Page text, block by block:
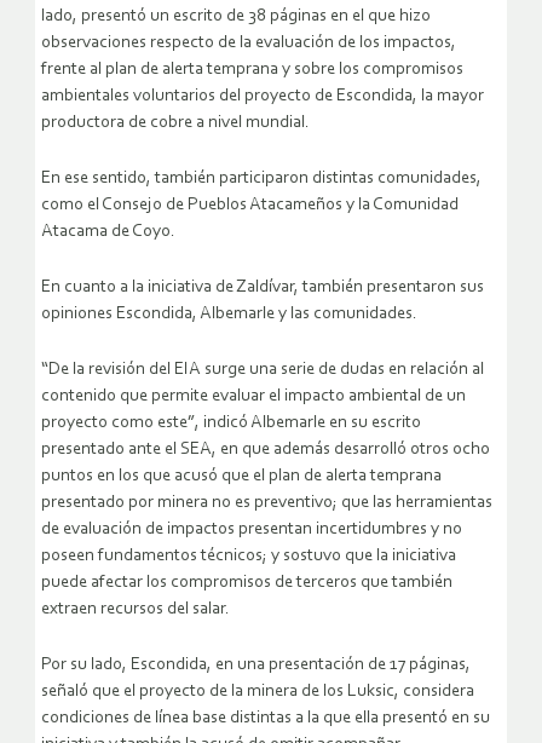
lado, presentó un escrito de 38 páginas en el que hizo
observaciones respecto de la evaluación de los impactos,
frente al plan de alerta temprana y sobre los compromisos
ambientales voluntarios del proyecto de Escondida, la mayor
productora de cobre a nivel mundial.
En ese sentido, también participaron distintas comunidades,
como el Consejo de Pueblos Atacameños y la Comunidad
Atacama de Coyo.
En cuanto a la iniciativa de Zaldívar, también presentaron sus
opiniones Escondida, Albemarle y las comunidades.
“De la revisión del EIA surge una serie de dudas en relación al
contenido que permite evaluar el impacto ambiental de un
proyecto como este”, indicó Albemarle en su escrito
presentado ante el SEA, en que además desarrolló otros ocho
puntos en los que acusó que el plan de alerta temprana
presentado por minera no es preventivo; que las herramientas
de evaluación de impactos presentan incertidumbres y no
poseen fundamentos técnicos; y sostuvo que la iniciativa
puede afectar los compromisos de terceros que también
extraen recursos del salar.
Por su lado, Escondida, en una presentación de 17 páginas,
señaló que el proyecto de la minera de los Luksic, considera
condiciones de línea base distintas a la que ella presentó en su